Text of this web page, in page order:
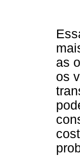
as
os